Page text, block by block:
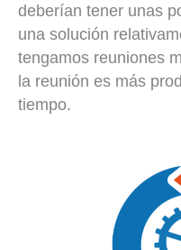
deberían tener unas
una solución
tengamos reuniones
la reunión es más
tiempo.